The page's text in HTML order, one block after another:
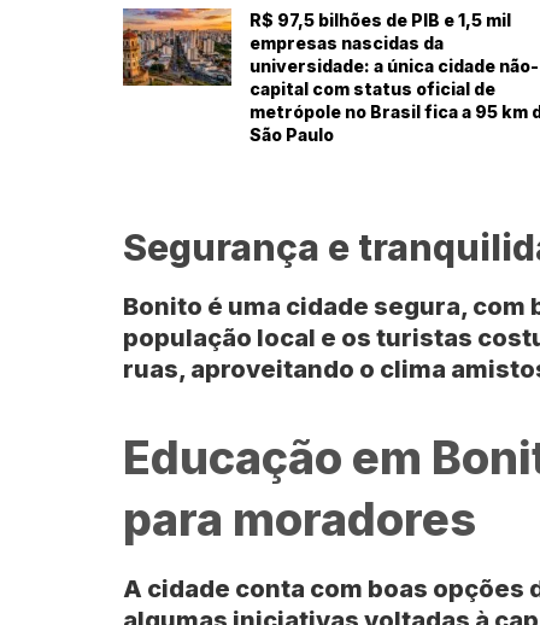
R$ 97,5 bilhões de PIB e 1,5 mil
empresas nascidas da
universidade: a única cidade não-
capital com status oficial de
metrópole no Brasil fica a 95 km
São Paulo
Segurança e
Bonito é uma cidade segura,
população local e os turistas
ruas, aproveitando o clima
Educação em
para moradores
A cidade conta com boas opções